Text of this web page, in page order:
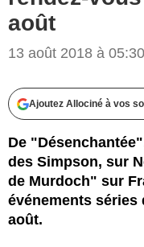
août
13 août 2018 à 05:30
Ajoutez Allociné à vos
De
des Simpson, sur
de Murdoch" sur
événements séries
août.